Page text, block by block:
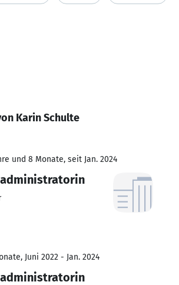
Karin Schulte
und 8 Monate, seit Jan. 2024
Juni 2022 - Jan. 2024